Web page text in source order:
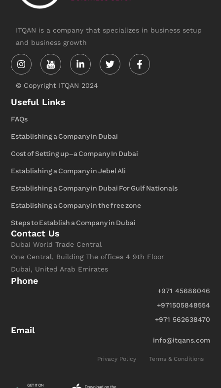
ITQAN is a company that specializes in business setup
and business growth
Instagram Linkedin-
in
TwitterFacebook-
f
© Copyright ITQAN 2024
Useful Links
FAQs
Establishing a Company in Dubai
Cost of Setting up-a Company In Dubai
Establishing a Company in Jebel Ali
Establishing a Company in Dubai For Gulf Nationals
Establishing a Company in the free zone
Steps to Establish a Company in Dubai
Contact Us
Dubai World Trade Central
One Central, Building The offices 4 9th Floor
Dubai, United Arab Emirates
Phone
+971 45686046
+971505848554
+971 562638470
Email
info@itqans.com
Privacy Policy Terms & Conditions